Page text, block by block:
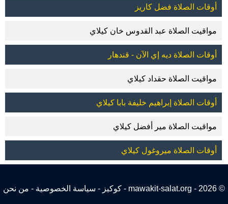
أوقات الصلاة فضل كاريز
مواقيت الصلاة عبد القدوس خان كيلاي
أوقات الصلاة ديه إي الآن - قندهار
مواقيت الصلاة حقداد كيلاي
أوقات الصلاة إبراهيم خليفة بابا كيلاي
مواقيت الصلاة مير أفضل كيلاي
أوقات الصلاة ميروغول كيلاي
© 2026 - mawakit-salat.org - كوكيز - سياسة الخصوصية - من نحن